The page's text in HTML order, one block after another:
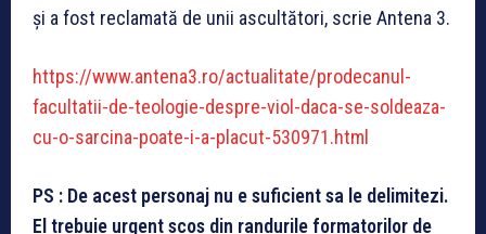
și a fost reclamată de unii ascultători, scrie Antena 3.
https://www.antena3.ro/actualitate/prodecanul-
facultatii-de-teologie-despre-viol-daca-se-soldeaza-
cu-o-sarcina-poate-i-a-placut-530971.html
PS : De acest personaj nu e suficient sa le delimitezi.
El trebuie urgent scos din randurile formatorilor de